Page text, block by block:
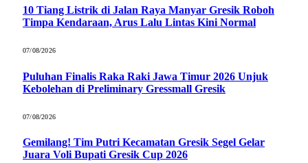
10 Tiang Listrik di Jalan Raya Manyar Gresik Roboh
Timpa Kendaraan, Arus Lalu Lintas Kini Normal
07/08/2026
Puluhan Finalis Raka Raki Jawa Timur 2026 Unjuk
Kebolehan di Preliminary Gressmall Gresik
07/08/2026
Gemilang! Tim Putri Kecamatan Gresik Segel Gelar
Juara Voli Bupati Gresik Cup 2026